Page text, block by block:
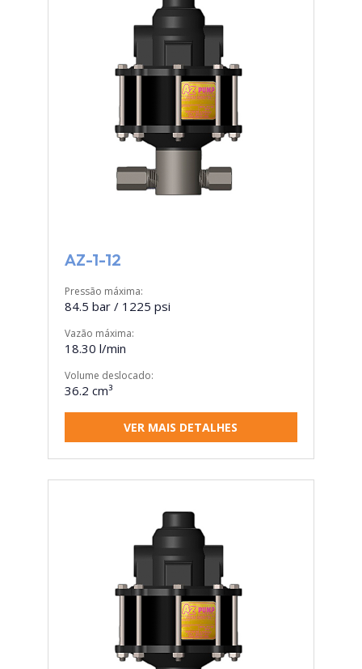
AZ-1-12
Pressão máxima:
84.5 bar / 1225 psi
Vazão máxima:
18.30 l/min
Volume deslocado:
36.2 cm³
VER MAIS DETALHES